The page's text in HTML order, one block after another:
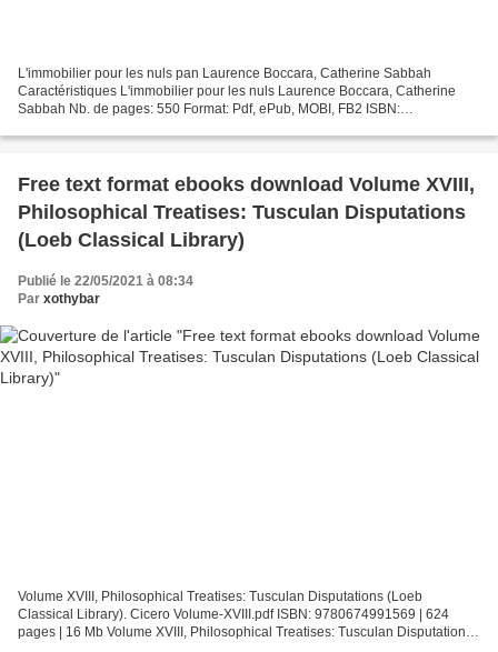
L'immobilier pour les nuls pan Laurence Boccara, Catherine Sabbah
Caractéristiques L'immobilier pour les nuls Laurence Boccara, Catherine
Sabbah Nb. de pages: 550 Format: Pdf, ePub, MOBI, FB2 ISBN:
Free text format ebooks download Volume XVIII,
Philosophical Treatises: Tusculan Disputations
(Loeb Classical Library)
Publié le 22/05/2021 à 08:34
Par xothybar
Volume XVIII, Philosophical Treatises: Tusculan Disputations (Loeb
Classical Library). Cicero Volume-XVIII.pdf ISBN: 9780674991569 | 624
pages | 16 Mb Volume XVIII, Philosophical Treatises: Tusculan Disputations